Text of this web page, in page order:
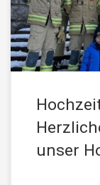
wünscht ihnen
unser